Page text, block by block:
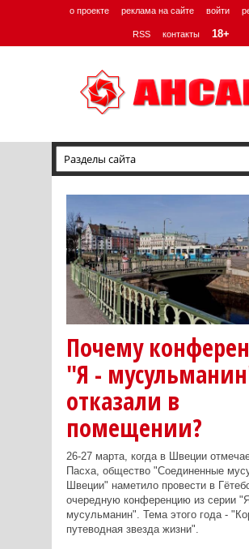
о проекте реклама на сайте войти
RSS контакты 18+
Почему
"Я -
отказали в
помещении?
26-27 марта, когда в Швеции
Пасха, общество "Соединенные
Швеции" наметило провести в
очередную конференцию из серии
мусульманин". Тема этого года -
путеводная звезда жизни".